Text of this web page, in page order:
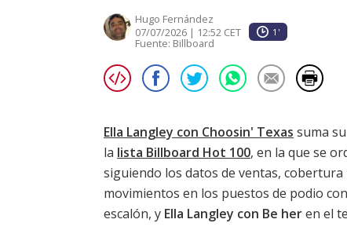
Hugo Fernández
07/07/2026 | 12:52 CET
1'
Fuente: Billboard
Ella Langley con Choosin' Texas suma
la lista Billboard Hot 100, en la que se
siguiendo los datos de ventas,
movimientos en los puestos de podio con
escalón, y Ella Langley con Be heren el